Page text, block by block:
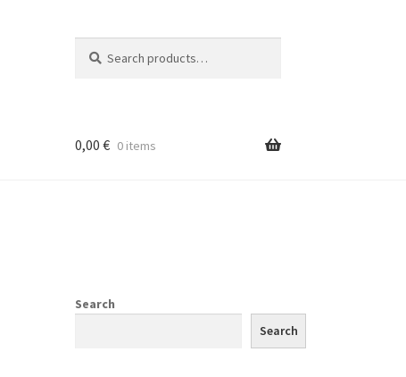
for:
0,00 € 0 items
Search
Search